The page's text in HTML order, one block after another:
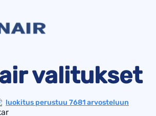
Säännökset
valitukset
luokitus perustuu 7681 arvosteluun